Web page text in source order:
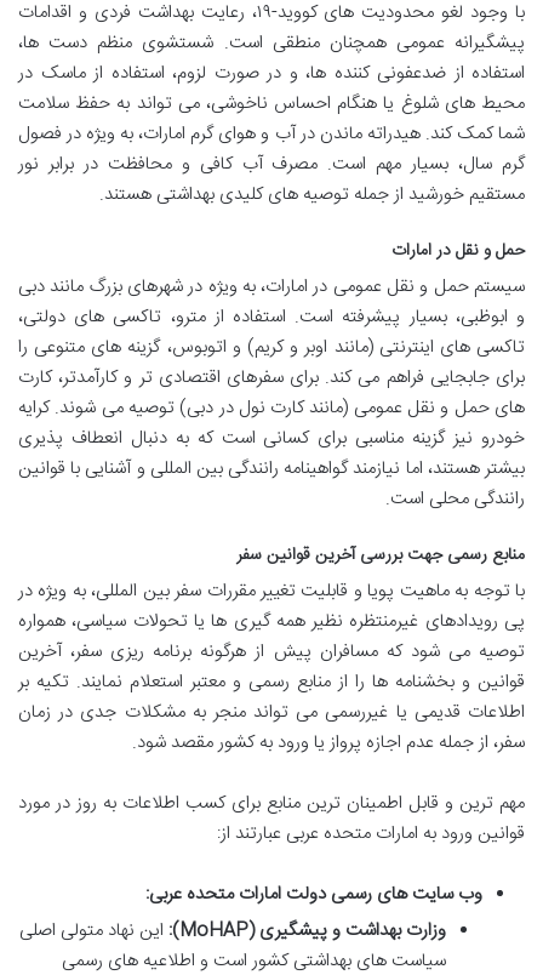
با وجود لغو محدودیت های کووید-۱۹، رعایت بهداشت فردی و اقدامات
پیشگیرانه عمومی همچنان منطقی است. شستشوی منظم دست ها،
استفاده از ضدعفونی کننده ها، و در صورت لزوم، استفاده از ماسک در
محیط های شلوغ یا هنگام احساس ناخوشی، می تواند به حفظ سلامت
شما کمک کند. هیدراته ماندن در آب و هوای گرم امارات، به ویژه در فصول
گرم سال، بسیار مهم است. مصرف آب کافی و محافظت در برابر نور
مستقیم خورشید از جمله توصیه های کلیدی بهداشتی هستند.
حمل و نقل در امارات
سیستم حمل و نقل عمومی در امارات، به ویژه در شهرهای بزرگ مانند دبی
و ابوظبی، بسیار پیشرفته است. استفاده از مترو، تاکسی های دولتی،
تاکسی های اینترنتی (مانند اوبر و کریم) و اتوبوس، گزینه های متنوعی را
برای جابجایی فراهم می کند. برای سفرهای اقتصادی تر و کارآمدتر، کارت
های حمل و نقل عمومی (مانند کارت نول در دبی) توصیه می شوند. کرایه
خودرو نیز گزینه مناسبی برای کسانی است که به دنبال انعطاف پذیری
بیشتر هستند، اما نیازمند گواهینامه رانندگی بین المللی و آشنایی با قوانین
رانندگی محلی است.
منابع رسمی جهت بررسی آخرین قوانین سفر
با توجه به ماهیت پویا و قابلیت تغییر مقررات سفر بین المللی، به ویژه در
پی رویدادهای غیرمنتظره نظیر همه گیری ها یا تحولات سیاسی، همواره
توصیه می شود که مسافران پیش از هرگونه برنامه ریزی سفر، آخرین
قوانین و بخشنامه ها را از منابع رسمی و معتبر استعلام نمایند. تکیه بر
اطلاعات قدیمی یا غیررسمی می تواند منجر به مشکلات جدی در زمان
سفر، از جمله عدم اجازه پرواز یا ورود به کشور مقصد شود.
مهم ترین و قابل اطمینان ترین منابع برای کسب اطلاعات به روز در مورد
قوانین ورود به امارات متحده عربی عبارتند از:
وب سایت های رسمی دولت امارات متحده عربی:
وزارت بهداشت و پیشگیری (MoHAP):
این نهاد متولی اصلی
سیاست های بهداشتی کشور است و اطلاعیه های رسمی